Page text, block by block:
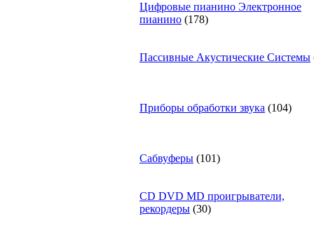
Цифровые пианино Электронное
пианино (178)
Пассивные Акустические Системы
Приборы обработки звука (104)
Сабвуферы (101)
CD DVD MD проигрыватели,
рекордеры (30)